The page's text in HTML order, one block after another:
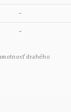
–
–
drahého